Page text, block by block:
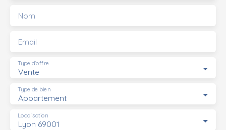
Nom
Email
Vente
Type d'offre
Appartement
Type de bien
Lyon 69001
Localisation